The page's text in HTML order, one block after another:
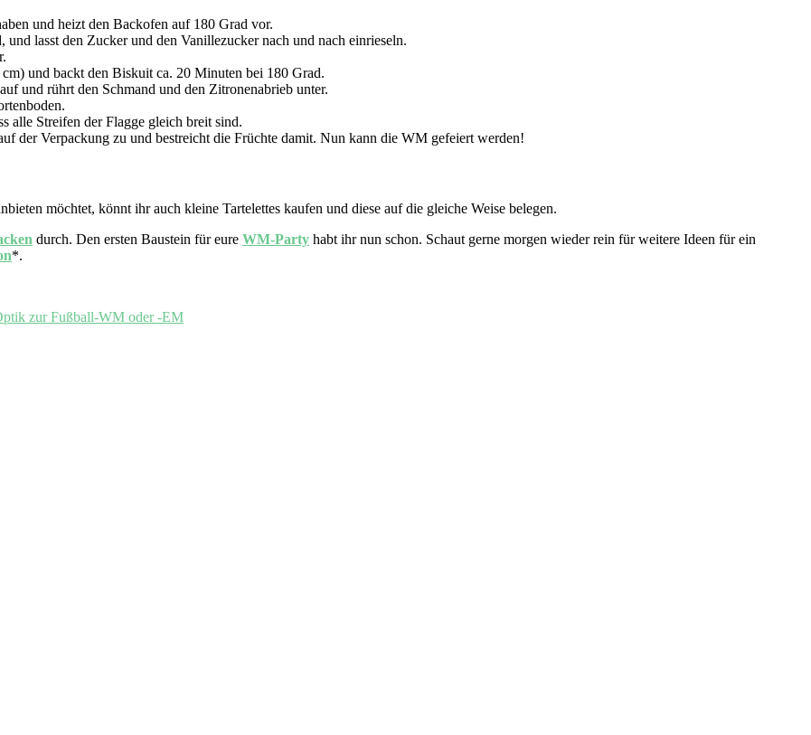
und heizt den Backofen auf 180 Grad vor.
lasst den Zucker und den Vanillezucker nach und nach einrieseln.
und backt den Biskuit ca. 20 Minuten bei 180 Grad.
und rührt den Schmand und den Zitronenabrieb unter.
alle Streifen der Flagge gleich breit sind.
der Verpackung zu und bestreicht die Früchte damit. Nun kann die WM gefeiert werden!
möchtet, könnt ihr auch kleine Tartelettes kaufen und diese auf die gleiche Weise belegen.
durch. Den ersten Baustein für eure WM-Party habt ihr nun schon. Schaut gerne morgen wieder rein für weitere Ideen für ein
*.